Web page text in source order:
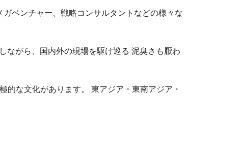
ベンチャー、戦略コンサルタントなどの様々な
ながら、国内外の現場を駆け巡る 泥臭さも厭わ
的な文化があります。 東アジア・東南アジア・